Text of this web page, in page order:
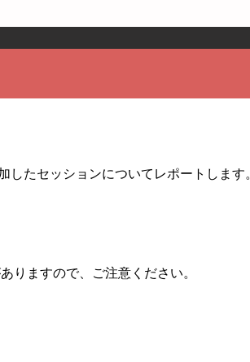
たセッションについてレポートします。
りますので、ご注意ください。